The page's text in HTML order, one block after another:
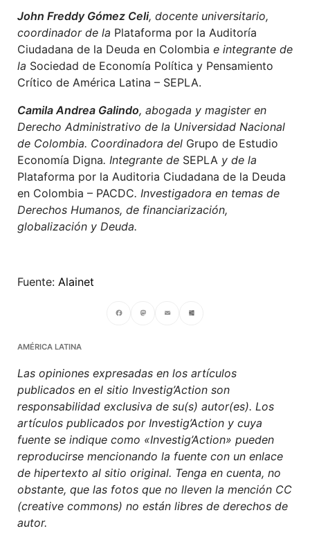
John Freddy Gómez Celi, docente universitario,
coordinador de la Plataforma por la Auditoría
Ciudadana de la Deuda en Colombia e integrante de
la Sociedad de Economía Política y Pensamiento
Crítico de América Latina – SEPLA.
Camila Andrea Galindo, abogada y magister en
Derecho Administrativo de la Universidad Nacional
de Colombia. Coordinadora del Grupo de Estudio
Economía Digna. Integrante de SEPLA y de la
Plataforma por la Auditoria Ciudadana de la Deuda
en Colombia – PACDC. Investigadora en temas de
Derechos Humanos, de financiarización,
globalización y Deuda.
Fuente: Alainet
AMÉRICA LATINA
Las opiniones expresadas en los artículos
publicados en el sitio Investig’Action son
responsabilidad exclusiva de su(s) autor(es). Los
artículos publicados por Investig’Action y cuya
fuente se indique como «Investig’Action» pueden
reproducirse mencionando la fuente con un enlace
de hipertexto al sitio original. Tenga en cuenta, no
obstante, que las fotos que no lleven la mención CC
(creative commons) no están libres de derechos de
autor.